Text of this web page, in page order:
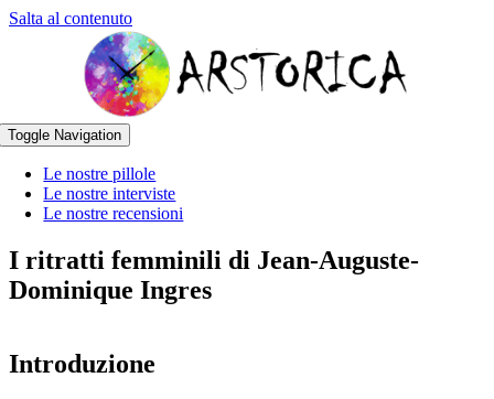
Salta al contenuto
Toggle Navigation
Le nostre pillole
Le nostre interviste
Le nostre recensioni
I ritratti femminili di Jean-Auguste-
Dominique Ingres
Introduzione